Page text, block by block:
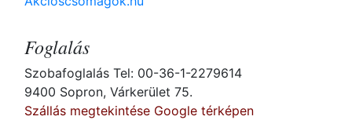
Foglalás
Szobafoglalás Tel: 00-36-1-2279614
9400 Sopron, Várkerület 75.
Szállás megtekintése Google térképen